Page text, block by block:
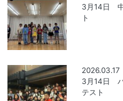
3月14日
ト
2026.03.17
3月14日
テスト